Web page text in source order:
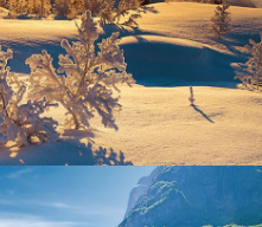
gold